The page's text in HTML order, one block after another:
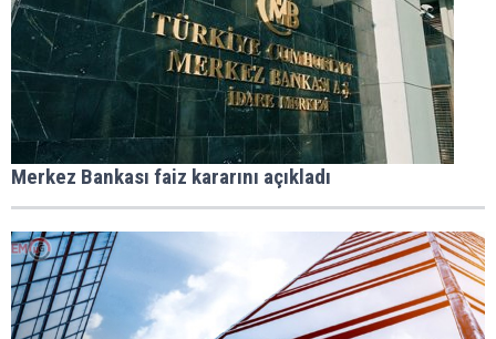
Merkez Bankası faiz kararını açıkladı